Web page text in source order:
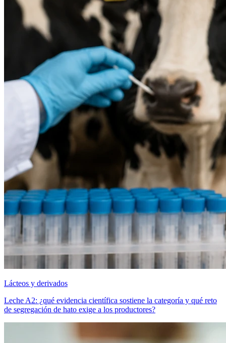
Lácteos y derivados
Leche A2: ¿qué evidencia científica sostiene la categoría y qué reto
de segregación de hato exige a los productores?